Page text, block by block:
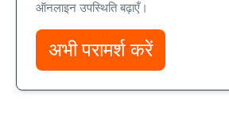
ऑनलाइन उपस्थिति बढ़ाएँ।
अभी परामर्श करें